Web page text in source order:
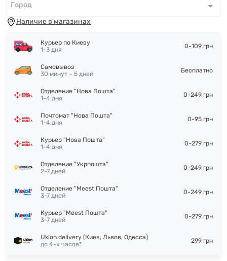
Город*
Город
Наличие в магазинах
Курьер по Киеву
1-3 дня
0-109 грн
Самовывоз
30 минут – 5 дней
Бесплатно
Отделение "Нова Пошта"
1-4 дня
0-249 грн
Почтомат "Нова Пошта"
1-4 дня
0-95 грн
Курьер "Нова Пошта"
1-4 дня
0-279 грн
Отделение "Укрпошта"
2-7 дней
0-249 грн
Отделение "Meest Пошта"
3-7 дней
0-249 грн
Курьер "Meest Пошта"
3-7 дней
0-279 грн
Uklon delivery (Киев, Львов, Одесса)
до 4-х часов*
299 грн